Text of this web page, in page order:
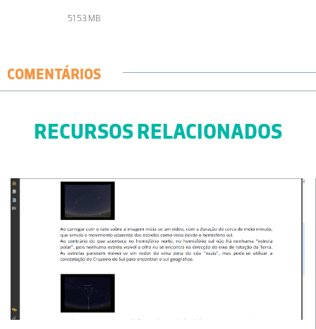
51.53 MB
COMENTÁRIOS
RECURSOS RELACIONADOS